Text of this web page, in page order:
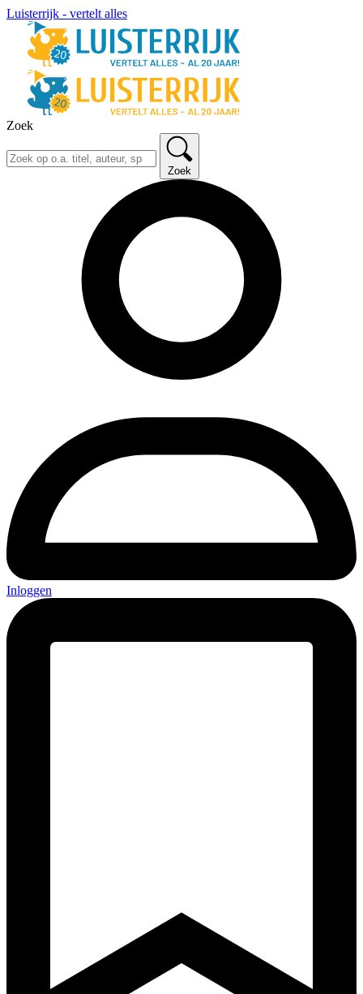
Luisterrijk - vertelt alles
Zoek
Zoek
Inloggen